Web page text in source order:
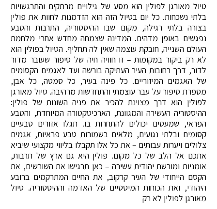
טיול מאורגן לפולין הוא מסע של גילויים מרתקים והתרגשויות
בלתי נשכחות. כל יום בטיול הזה הוא הזדמנות לחוות את פולין
בצורה בלתי רגילה, מקום שבו ההיסטוריה, התרבות והטבע
נפגשים באופן מדהים. המדינה שצמחה מחדש אחרי מלחמת
העולם השנייה, חובקת עוצמה שאין לה תחליף. הטיול בפולין הוא
לא רק ביקור במקומות – זו חוויה חיה של סיפור שעובר מדור
לדור, דרך רחובות העיר העתיקה בורשה ועד לאגמים הקסומים
של האגמים המיזוריים. כל פינה בעיר, כל סמטה, כל אבן,
מספרת סיפור על עבר עוצמתי והתחדשות מרהיבה. טיול מאורגן
לפולין הוא דרך מצוינת להכיר את פניה השונות של פולין:
ההיסטוריה העשירה והמגוונת, הארכיטקטורה המיוחדת, והטבע
הפראי, שמעטים יכולים להתחרות בו. תגלו אזורים טבעיים
קסומים ובלתי נגועים, מלאים בשמורות טבע פראיות, אגמים
צלולים ויערות עבותים – את כל אלו תקבלו בליווי מקצועי שיביא
אתכם אל הלב של כל מקום. פולין היא גם ארץ של תרבות,
אומניות ומורשת יהודית עשירה – כאן תרגישו את השורשים, את
הקסם הייחודי של העיר קרקוב, את החיים המתרקמים ברובע
היהודי, ואת הכוחות המיסטיים של האדמה וההיסטוריה. טיול
מאורגן לפולין לא רק